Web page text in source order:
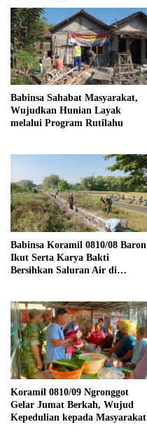
Babinsa Sahabat Masyarakat,
Wujudkan Hunian Layak
melalui Program Rutilahu
Babinsa Koramil 0810/08 Baron
Ikut Serta Karya Bakti
Bersihkan Saluran Air di
Koramil 0810/09 Ngronggot
Gelar Jumat Berkah, Wujud
Kepedulian kepada Masyarakat